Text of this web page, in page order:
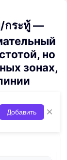
/กระทู้ —
но
зонах,
Добавить ×